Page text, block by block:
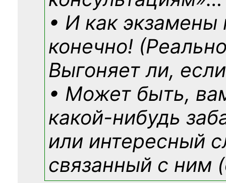
• И как экзамены
конечно!
Выгоняет ли,
• Может быть,
какой-нибудь
или интересный
связанный с ним